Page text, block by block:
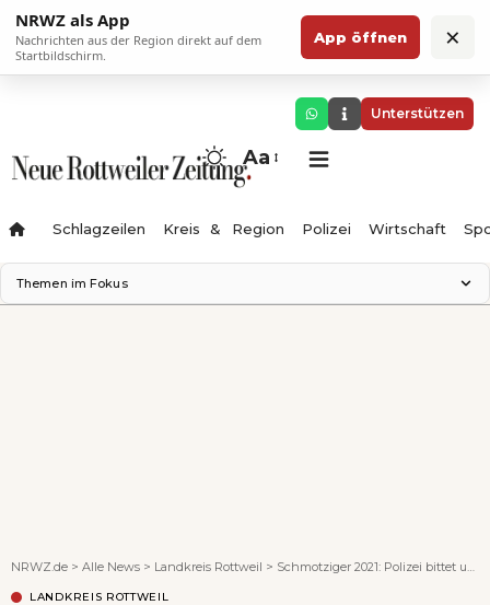
NRWZ als App
Nachrichten aus der Region direkt auf dem
Startbildschirm.
App öffnen ×
Unterstützen
Aa
Schlagzeilen Kreis & Region Polizei Wirtschaft
Themen im Fokus
NRWZ.de > Alle News > Landkreis Rottweil > Schmotziger 2021: Polizei bittet um Zurückhaltung – und wird Präsenz zeigen
LANDKREIS ROTTWEIL